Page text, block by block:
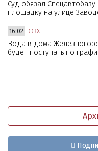
Суд обязал
площадку на улице
16:02 ЖКХ
Вода в дома
будет поступать по